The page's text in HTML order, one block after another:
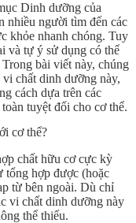
Dinh dưỡng của
nhiều người tìm đến các
khỏe nhanh chóng. Tuy
và tự ý sử dụng có thể
bài viết này, chúng
vi chất dinh dưỡng này,
cách dựa trên các
tuyệt đối cho cơ thể.
cơ thể?
chất hữu cơ cực kỳ
tổng hợp được (hoặc
từ bên ngoài. Dù chỉ
vi chất dinh dưỡng này
thể thiếu.